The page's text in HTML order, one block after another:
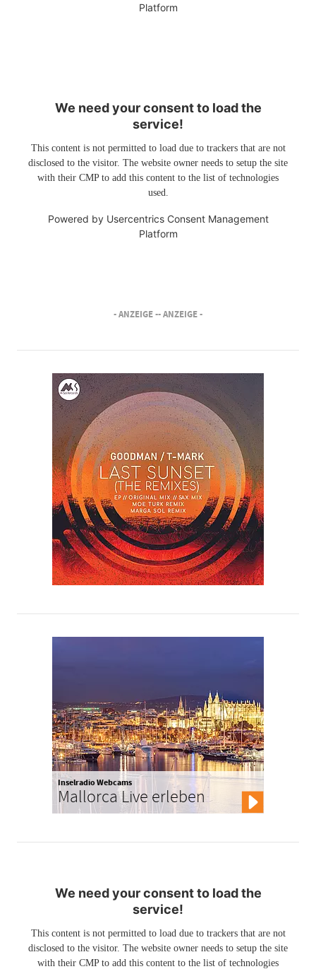
Platform
We need your consent to load the
service!
This content is not permitted to load due to trackers that are not
disclosed to the visitor. The website owner needs to setup the site
with their CMP to add this content to the list of technologies
used.
Powered by Usercentrics Consent Management
Platform
- ANZEIGE -- ANZEIGE -
Inselradio Webcams
Mallorca Live erleben
We need your consent to load the
service!
This content is not permitted to load due to trackers that are not
disclosed to the visitor. The website owner needs to setup the site
with their CMP to add this content to the list of technologies